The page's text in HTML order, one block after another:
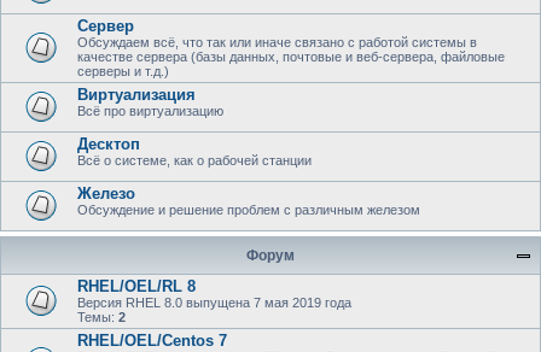
Сервер
Обсуждаем всё, что так или иначе связано с работой системы в
качестве сервера (базы данных, почтовые и веб-сервера, файловые
серверы и т.д.)
Виртуализация
Всё про виртуализацию
Десктоп
Всё о системе, как о рабочей станции
Железо
Обсуждение и решение проблем с различным железом
Форум
RHEL/OEL/RL 8
Версия RHEL 8.0 выпущена 7 мая 2019 года
Темы: 2
RHEL/OEL/Centos 7